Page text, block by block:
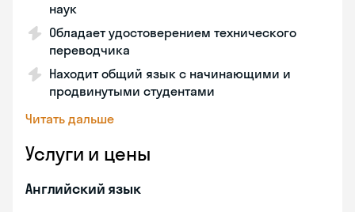
наук
Обладает удостоверением технического
переводчика
Находит общий язык с начинающими и
продвинутыми студентами
Читать дальше
Услуги и цены
Английский язык